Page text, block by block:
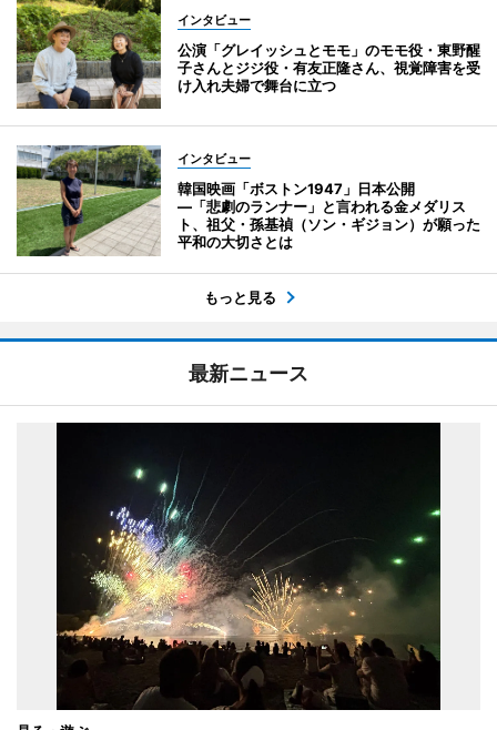
インタビュー
公演「グレイッシュとモモ」のモモ役・東野醒
子さんとジジ役・有友正隆さん、視覚障害を受
け入れ夫婦で舞台に立つ
インタビュー
韓国映画「ボストン1947」日本公開
―「悲劇のランナー」と言われる金メダリス
ト、祖父・孫基禎（ソン・ギジョン）が願った
平和の大切さとは
もっと見る
最新ニュース